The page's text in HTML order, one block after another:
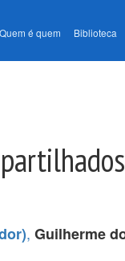
Quem é quem Biblioteca
, Guilherme